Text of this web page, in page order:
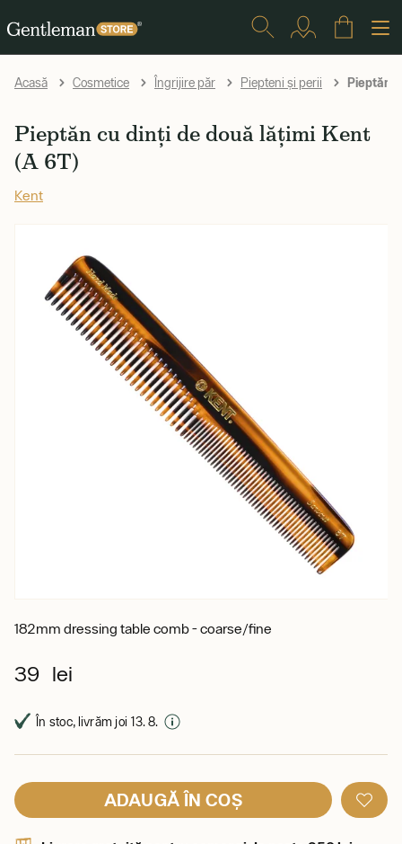
Acasă Cosmetice Îngrijire păr Piepteni și perii Pieptăn
Pieptăn cu dinți de două lățimi Kent
(A 6T)
Kent
182mm dressing table comb - coarse/fine
39 lei
În stoc, livrăm joi 13. 8.
ADAUGĂ ÎN COȘ